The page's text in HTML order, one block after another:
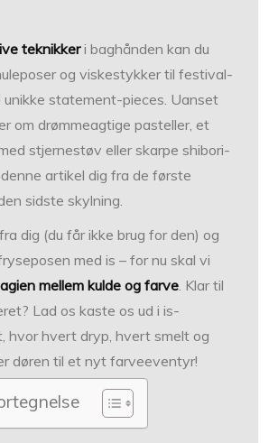
teknikkeri baghånden kan du
og viskestykker til festival-
statement-pieces. Uanset
om drømmeagtige pasteller, et
stjernestøv eller skarpe shibori-
artikel dig fra de første
sidste skylning.
dig (du får ikke brug for den) og
med is – for nu skal vi
mellem kulde og farve. Klar til
Lad os kaste os ud i is-
hvor hvert dryp, hvert smelt og
døren til et nyt farveeventyr!